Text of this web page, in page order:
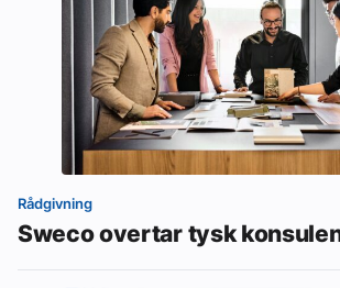
Rådgivning
Sweco overtar tysk